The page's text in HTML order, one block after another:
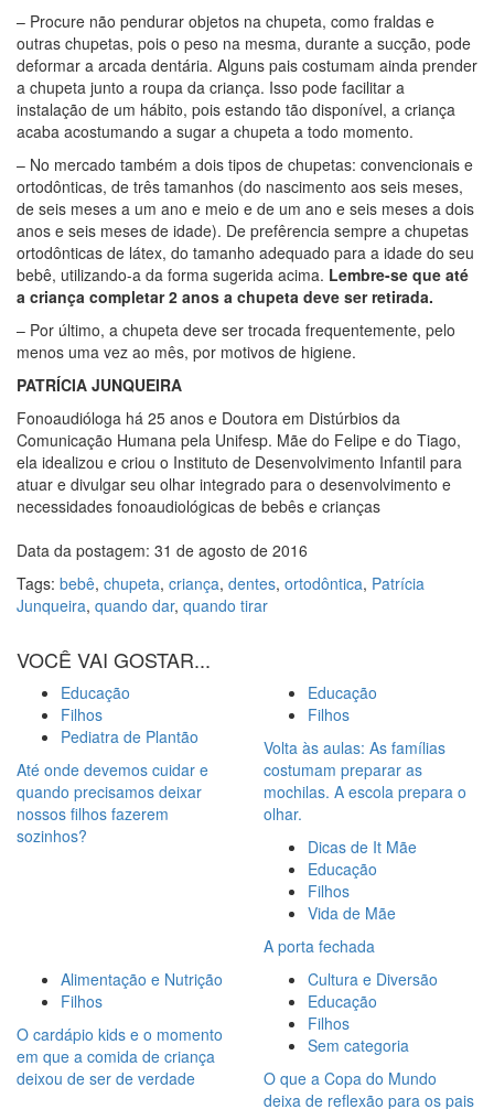
– Procure não pendurar objetos na chupeta, como fraldas e
outras chupetas, pois o peso na mesma, durante a sucção, pode
deformar a arcada dentária. Alguns pais costumam ainda prender
a chupeta junto a roupa da criança. Isso pode facilitar a
instalação de um hábito, pois estando tão disponível, a criança
acaba acostumando a sugar a chupeta a todo momento.
– No mercado também a dois tipos de chupetas: convencionais e
ortodônticas, de três tamanhos (do nascimento aos seis meses,
de seis meses a um ano e meio e de um ano e seis meses a dois
anos e seis meses de idade). De prefêrencia sempre a chupetas
ortodônticas de látex, do tamanho adequado para a idade do seu
bebê, utilizando-a da forma sugerida acima. Lembre-se que até
a criança completar 2 anos a chupeta deve ser retirada.
– Por último, a chupeta deve ser trocada frequentemente, pelo
menos uma vez ao mês, por motivos de higiene.
PATRÍCIA JUNQUEIRA
Fonoaudióloga há 25 anos e Doutora em Distúrbios da
Comunicação Humana pela Unifesp. Mãe do Felipe e do Tiago,
ela idealizou e criou o Instituto de Desenvolvimento Infantil para
atuar e divulgar seu olhar integrado para o desenvolvimento e
necessidades fonoaudiológicas de bebês e crianças
Data da postagem: 31 de agosto de 2016
Tags: bebê, chupeta, criança, dentes, ortodôntica, Patrícia
Junqueira, quando dar, quando tirar
VOCÊ VAI GOSTAR...
Educação
Filhos
Pediatra de Plantão
Até onde devemos cuidar e
quando precisamos deixar
nossos filhos fazerem
sozinhos?
Educação
Filhos
Volta às aulas: As famílias
costumam preparar as
mochilas. A escola prepara o
olhar.
Dicas de It Mãe
Educação
Filhos
Vida de Mãe
A porta fechada
Alimentação e Nutrição
Filhos
O cardápio kids e o momento
em que a comida de criança
deixou de ser de verdade
Cultura e Diversão
Educação
Filhos
Sem categoria
O que a Copa do Mundo
deixa de reflexão para os pais